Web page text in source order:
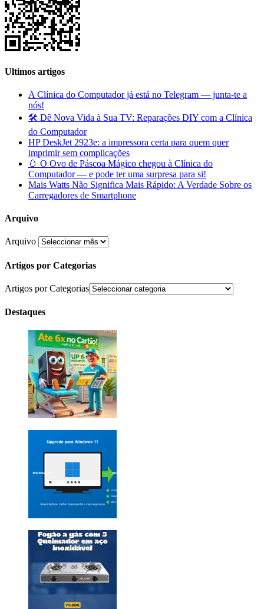
Ultimos artigos
A Clínica do Computador já está no Telegram — junta-te a
nós!
🛠️ Dê Nova Vida à Sua TV: Reparações DIY com a Clínica
do Computador
HP DeskJet 2923e: a impressora certa para quem quer
imprimir sem complicações
🥚 O Ovo de Páscoa Mágico chegou à Clínica do
Computador — e pode ter uma surpresa para si!
Mais Watts Não Significa Mais Rápido: A Verdade Sobre os
Carregadores de Smartphone
Arquivo
Arquivo
Artigos por Categorias
Artigos por Categorias
Destaques